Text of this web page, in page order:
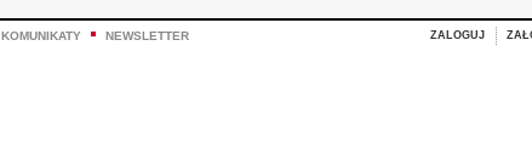
KOMUNIKATY NEWSLETTER ZALOGUJ